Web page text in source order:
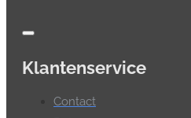
Klantenservice
Contact